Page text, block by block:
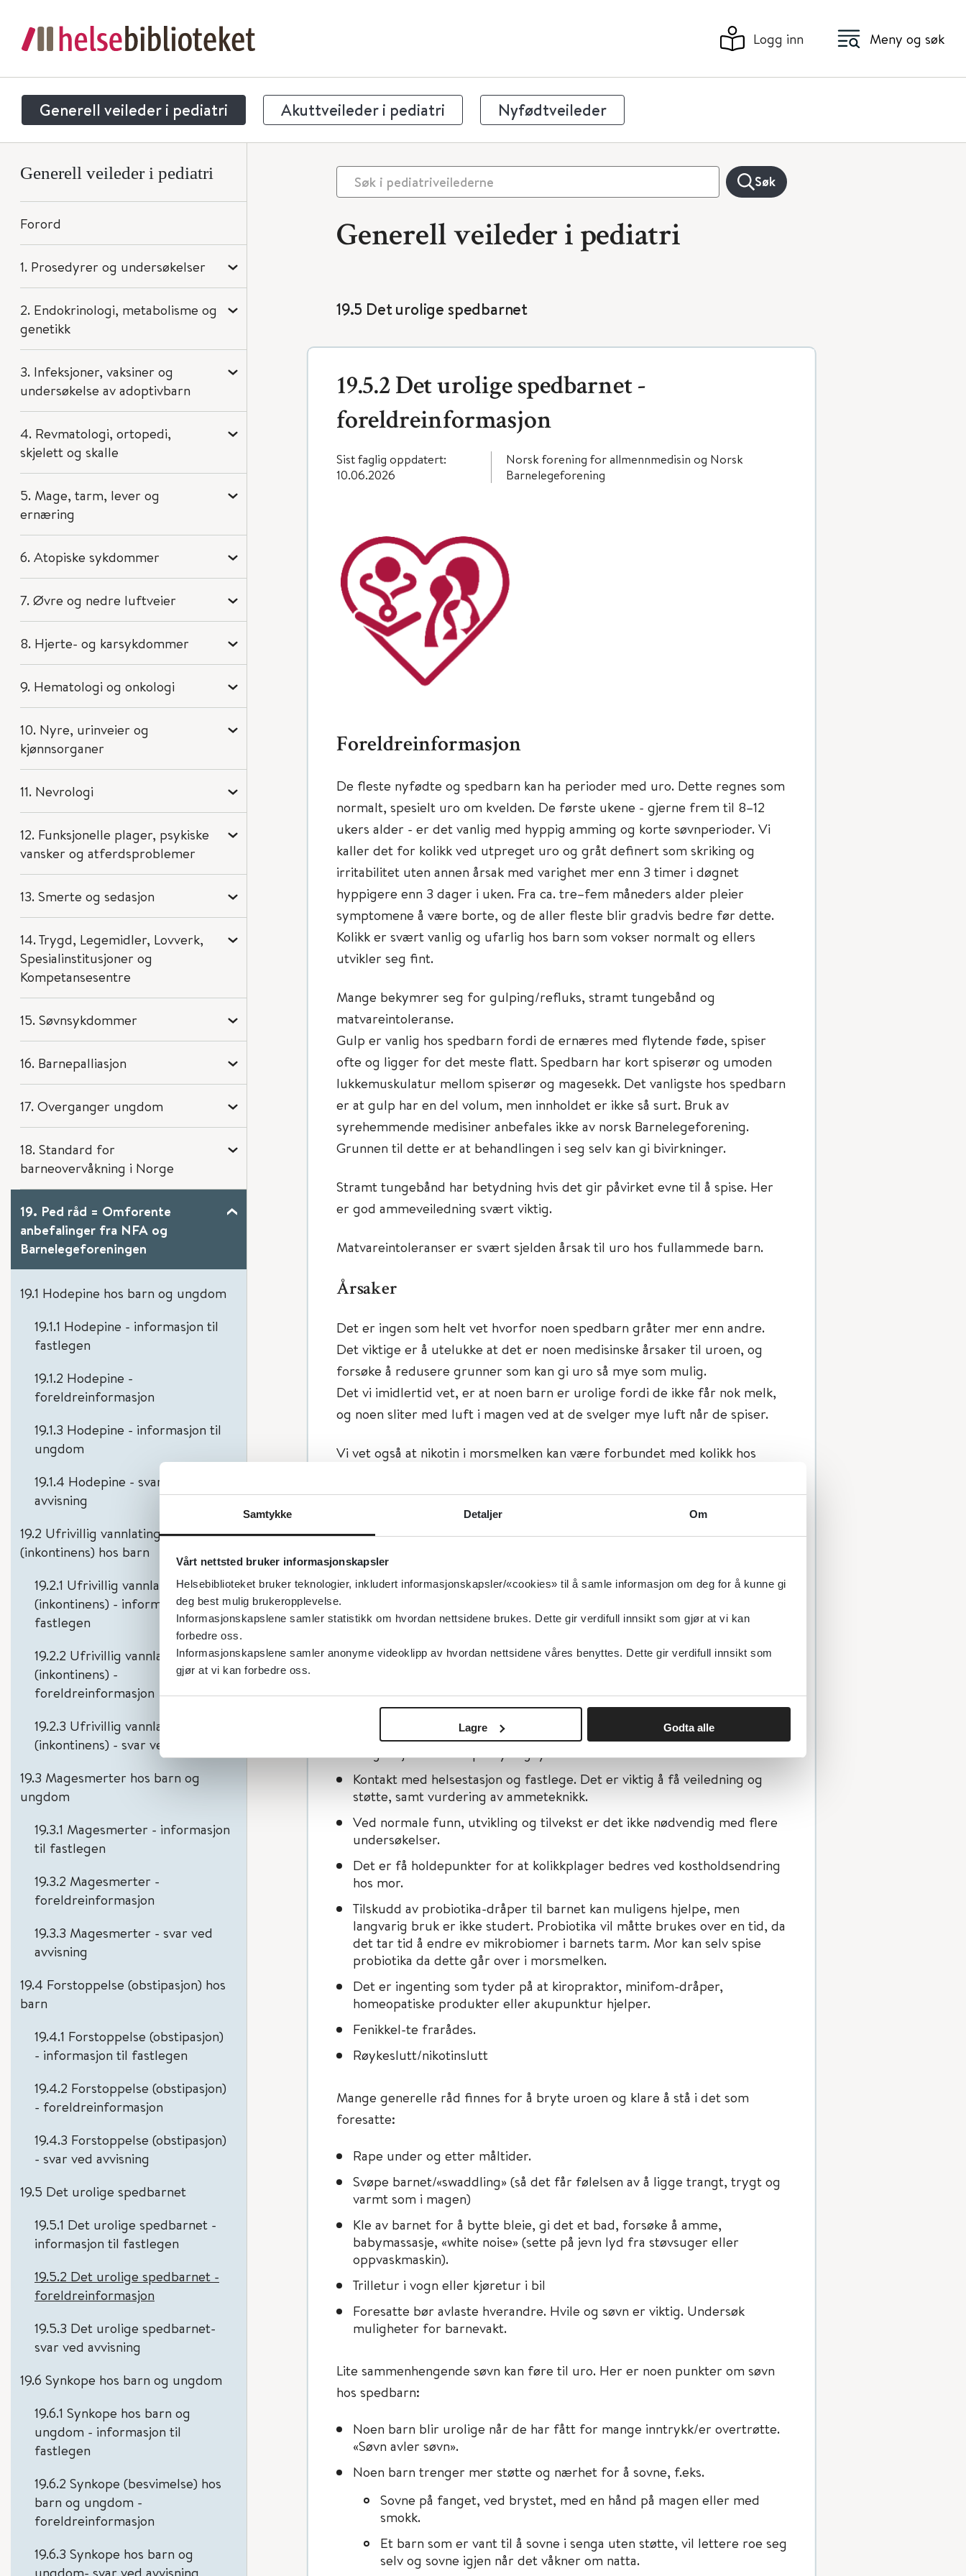
Samtykke Detaljer Om
Vårt nettsted bruker informasjonskapsler
Helsebiblioteket bruker teknologier, inkludert informasjonskapsler/«cookies» til å samle informasjon om deg for å kunne gi
deg best mulig brukeropplevelse.
Informasjonskapslene samler statistikk om hvordan nettsidene brukes. Dette gir verdifull innsikt som gjør at vi kan
forbedre oss.
Informasjonskapslene samler anonyme videoklipp av hvordan nettsidene våres benyttes. Dette gir verdifull innsikt som
gjør at vi kan forbedre oss.
Lagre Godta alle
Logg inn Meny og søk
Generell veileder i pediatri Akuttveileder i pediatri Nyfødtveileder
Generell veileder i pediatri
Forord
1. Prosedyrer og undersøkelser
2. Endokrinologi, metabolisme og
genetikk
3. Infeksjoner, vaksiner og
undersøkelse av adoptivbarn
4. Revmatologi, ortopedi,
skjelett og skalle
5. Mage, tarm, lever og
ernæring
6. Atopiske sykdommer
7. Øvre og nedre luftveier
8. Hjerte- og karsykdommer
9. Hematologi og onkologi
10. Nyre, urinveier og
kjønnsorganer
11. Nevrologi
12. Funksjonelle plager, psykiske
vansker og atferdsproblemer
13. Smerte og sedasjon
14. Trygd, Legemidler, Lovverk,
Spesialinstitusjoner og
Kompetansesentre
15. Søvnsykdommer
16. Barnepalliasjon
17. Overganger ungdom
18. Standard for
barneovervåkning i Norge
19. Ped råd = Omforente
anbefalinger fra NFA og
Barnelegeforeningen
19.1 Hodepine hos barn og ungdom
19.1.1 Hodepine - informasjon til
fastlegen
19.1.2 Hodepine -
foreldreinformasjon
19.1.3 Hodepine - informasjon til
ungdom
19.1.4 Hodepine - svar ved
avvisning
19.2 Ufrivillig vannlating
(inkontinens) hos barn
19.2.1 Ufrivillig vannlating
(inkontinens) - informasjon til
fastlegen
19.2.2 Ufrivillig vannlating
(inkontinens) -
foreldreinformasjon
19.2.3 Ufrivillig vannlating
(inkontinens) - svar ved avvisning
19.3 Magesmerter hos barn og
ungdom
19.3.1 Magesmerter - informasjon
til fastlegen
19.3.2 Magesmerter -
foreldreinformasjon
19.3.3 Magesmerter - svar ved
avvisning
19.4 Forstoppelse (obstipasjon) hos
barn
19.4.1 Forstoppelse (obstipasjon)
- informasjon til fastlegen
19.4.2 Forstoppelse (obstipasjon)
- foreldreinformasjon
19.4.3 Forstoppelse (obstipasjon)
- svar ved avvisning
19.5 Det urolige spedbarnet
19.5.1 Det urolige spedbarnet -
informasjon til fastlegen
19.5.2 Det urolige spedbarnet -
foreldreinformasjon
19.5.3 Det urolige spedbarnet-
svar ved avvisning
19.6 Synkope hos barn og ungdom
19.6.1 Synkope hos barn og
ungdom - informasjon til
fastlegen
19.6.2 Synkope (besvimelse) hos
barn og ungdom -
foreldreinformasjon
19.6.3 Synkope hos barn og
ungdom- svar ved avvisning
Søk
Generell veileder i pediatri
19.5 Det urolige spedbarnet
19.5.2 Det urolige spedbarnet -
foreldreinformasjon
Sist faglig oppdatert:
10.06.2026
Norsk forening for allmennmedisin og Norsk
Barnelegeforening
Foreldreinformasjon
De fleste nyfødte og spedbarn kan ha perioder med uro. Dette regnes som
normalt, spesielt uro om kvelden. De første ukene - gjerne frem til 8–12
ukers alder - er det vanlig med hyppig amming og korte søvnperioder. Vi
kaller det for kolikk ved utpreget uro og gråt definert som skriking og
irritabilitet uten annen årsak med varighet mer enn 3 timer i døgnet
hyppigere enn 3 dager i uken. Fra ca. tre–fem måneders alder pleier
symptomene å være borte, og de aller fleste blir gradvis bedre før dette.
Kolikk er svært vanlig og ufarlig hos barn som vokser normalt og ellers
utvikler seg fint.
Mange bekymrer seg for gulping/refluks, stramt tungebånd og
matvareintoleranse.
Gulp er vanlig hos spedbarn fordi de ernæres med flytende føde, spiser
ofte og ligger for det meste flatt. Spedbarn har kort spiserør og umoden
lukkemuskulatur mellom spiserør og magesekk. Det vanligste hos spedbarn
er at gulp har en del volum, men innholdet er ikke så surt. Bruk av
syrehemmende medisiner anbefales ikke av norsk Barnelegeforening.
Grunnen til dette er at behandlingen i seg selv kan gi bivirkninger.
Stramt tungebånd har betydning hvis det gir påvirket evne til å spise. Her
er god ammeveiledning svært viktig.
Matvareintoleranser er svært sjelden årsak til uro hos fullammede barn.
Årsaker
Det er ingen som helt vet hvorfor noen spedbarn gråter mer enn andre.
Det viktige er å utelukke at det er noen medisinske årsaker til uroen, og
forsøke å redusere grunner som kan gi uro så mye som mulig.
Det vi imidlertid vet, er at noen barn er urolige fordi de ikke får nok melk,
og noen sliter med luft i magen ved at de svelger mye luft når de spiser.
Vi vet også at nikotin i morsmelken kan være forbundet med kolikk hos
Babyens gråt og kroppsspråk | Bufdir
Helsenorge
Stine Sofies stiftelse har et gratis informasjonsprogram for alle
Enkle veiledningsfilmer for trøst, promp og rap:Temafilmer
Prøv å tilby nærhet, vugging, amming eller rolig hudkontakt, og skap et
rolig miljø med dempet lys og lyd.
Kontakt med helsestasjon og fastlege. Det er viktig å få veiledning og
støtte, samt vurdering av ammeteknikk.
Ved normale funn, utvikling og tilvekst er det ikke nødvendig med flere
undersøkelser.
Det er få holdepunkter for at kolikkplager bedres ved kostholdsendring
hos mor.
Tilskudd av probiotika-dråper til barnet kan muligens hjelpe, men
langvarig bruk er ikke studert. Probiotika vil måtte brukes over en tid, da
det tar tid å endre ev mikrobiomer i barnets tarm. Mor kan selv spise
probiotika da dette går over i morsmelken.
Det er ingenting som tyder på at kiropraktor, minifom-dråper,
homeopatiske produkter eller akupunktur hjelper.
Fenikkel-te frarådes.
Røykeslutt/nikotinslutt
Mange generelle råd finnes for å bryte uroen og klare å stå i det som
foresatte:
Rape under og etter måltider.
Svøpe barnet/«swaddling» (så det får følelsen av å ligge trangt, trygt og
varmt som i magen)
Kle av barnet for å bytte bleie, gi det et bad, forsøke å amme,
babymassasje, «white noise» (sette på jevn lyd fra støvsuger eller
oppvaskmaskin).
Trilletur i vogn eller kjøretur i bil
Foresatte bør avlaste hverandre. Hvile og søvn er viktig. Undersøk
muligheter for barnevakt.
Lite sammenhengende søvn kan føre til uro. Her er noen punkter om søvn
hos spedbarn:
Noen barn blir urolige når de har fått for mange inntrykk/er overtrøtte.
«Søvn avler søvn».
Noen barn trenger mer støtte og nærhet for å sovne, f.eks.
Sovne på fanget, ved brystet, med en hånd på magen eller med
smokk.
Et barn som er vant til å sovne i senga uten støtte, vil lettere roe seg
selv og sovne igjen når det våkner om natta.